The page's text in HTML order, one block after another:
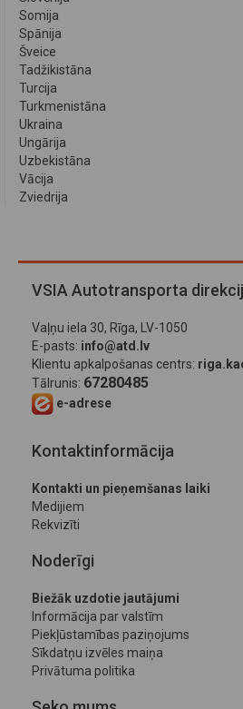
Somija
Spānija
Šveice
Tadžikistāna
Turcija
Turkmenistāna
Ukraina
Ungārija
Uzbekistāna
Vācija
Zviedrija
VSIA Autotransporta
Vaļņu iela 30, Rīga, LV-1050
E-pasts: info@atd.lv
Klientu apkalpošanas centrs:
Tālrunis: 67280485
e-adrese
Kontaktinformācija
Kontakti un pieņemšanas laiki
Medijiem
Rekvizīti
Noderīgi
Biežāk uzdotie jautājumi
Informācija par valstīm
Piekļūstamības paziņojums
Sīkdatņu izvēles maiņa
Privātuma politika